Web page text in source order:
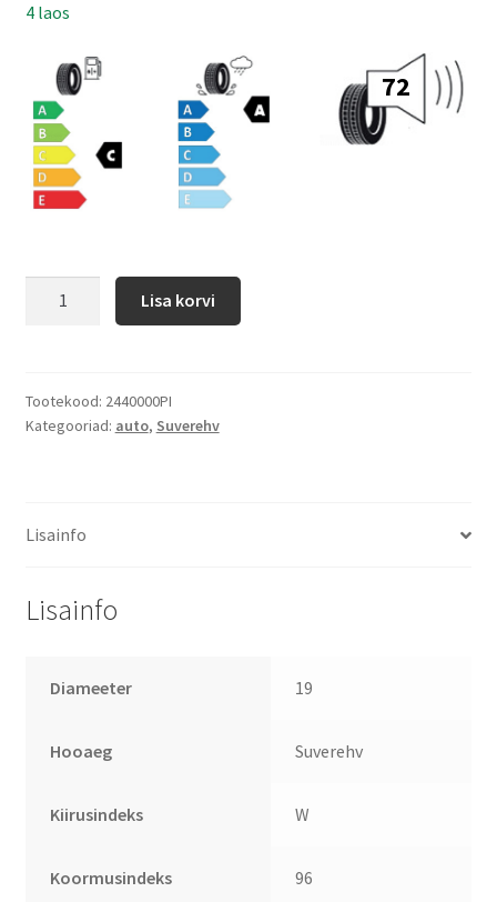
4 laos
72
Lisa korvi
Tootekood: 2440000PI
Kategooriad: auto, Suverehv
Lisainfo
Lisainfo
Diameeter 19
Hooaeg Suverehv
Kiirusindeks W
Koormusindeks 96